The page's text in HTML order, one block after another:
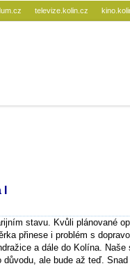
televize.kolin.cz
stavu. Kvůli plánované
přinese i problém s
a dále do Kolína. Naše
ale bude až teď. Snad